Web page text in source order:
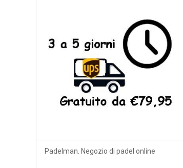
Padelman. Negozio di padel online